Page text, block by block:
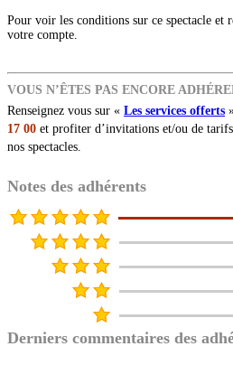
Pour voir les conditions sur ce spectacle et
votre compte.
VOUS N’ÊTES PAS ENCORE
Renseignez vous sur « Les services offerts
17 00 et profiter d’invitations et/ou de
nos spectacles.
Notes des adhérents
Derniers commentaires des